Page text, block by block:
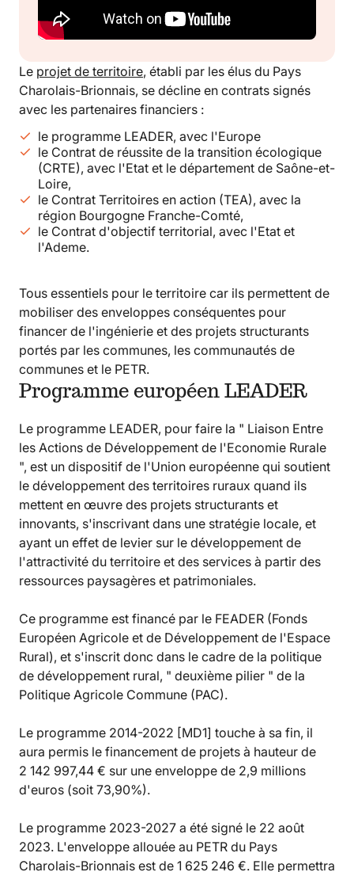
Le projet de territoire, établi par les élus du Pays
Charolais-Brionnais, se décline en contrats signés
avec les partenaires financiers :
le programme LEADER, avec l'Europe
le Contrat de réussite de la transition écologique
(CRTE), avec l'Etat et le département de Saône-et-
Loire,
le Contrat Territoires en action (TEA), avec la
région Bourgogne Franche-Comté,
le Contrat d'objectif territorial, avec l'Etat et
l'Ademe.
Tous essentiels pour le territoire car ils permettent de
mobiliser des enveloppes conséquentes pour
financer de l'ingénierie et des projets structurants
portés par les communes, les communautés de
communes et le PETR.
Programme européen LEADER
Le programme LEADER, pour faire la " Liaison Entre
les Actions de Développement de l'Economie Rurale
", est un dispositif de l'Union européenne qui soutient
le développement des territoires ruraux quand ils
mettent en œuvre des projets structurants et
innovants, s'inscrivant dans une stratégie locale, et
ayant un effet de levier sur le développement de
l'attractivité du territoire et des services à partir des
ressources paysagères et patrimoniales.
Ce programme est financé par le FEADER (Fonds
Européen Agricole et de Développement de l'Espace
Rural), et s'inscrit donc dans le cadre de la politique
de développement rural, " deuxième pilier " de la
Politique Agricole Commune (PAC).
Le programme 2014-2022 [MD1] touche à sa fin, il
aura permis le financement de projets à hauteur de
2 142 997,44 € sur une enveloppe de 2,9 millions
d'euros (soit 73,90%).
Le programme 2023-2027 a été signé le 22 août
2023. L'enveloppe allouée au PETR du Pays
Charolais-Brionnais est de 1 625 246 €. Elle permettra